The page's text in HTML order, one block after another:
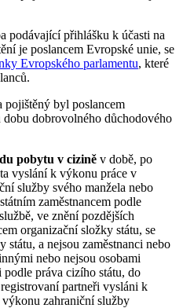
podávající přihlášku k účasti na
je poslancem Evropské unie, se
Evropského parlamentu, které
pojištěný byl poslancem
dobrovolného důchodového
pobytu v cizině v době, po
vyslání k výkonu práce v
služby svého manžela nebo
zaměstnancem podle
ve znění pozdějších
organizační složky státu, se
státu, a nejsou zaměstnanci nebo
nebo nejsou osobami
práva cizího státu, do
partneři vysláni k
zahraniční služby